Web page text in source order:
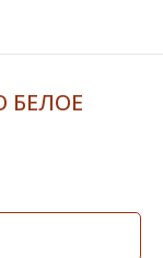
БЕЛОЕ